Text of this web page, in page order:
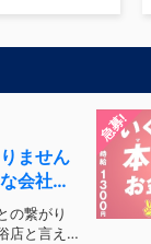
ません
会社一
の繋がり
店と言え
急募!